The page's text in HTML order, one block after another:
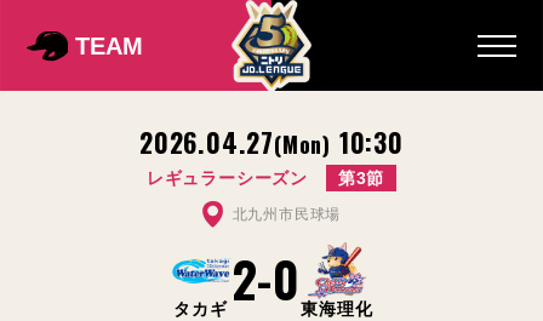
TEAM
2026.04.27(Mon) 10:30
レギュラーシーズン 第3節
北九州市民球場
タカギ2-0東海理化